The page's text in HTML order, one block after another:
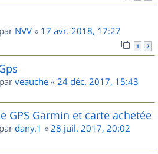
NVV « 17 avr. 2018, 17:27
1 2
veauche « 24 déc. 2017, 15:43
GPS Garmin et carte achetée
dany.1 « 28 juil. 2017, 20:02